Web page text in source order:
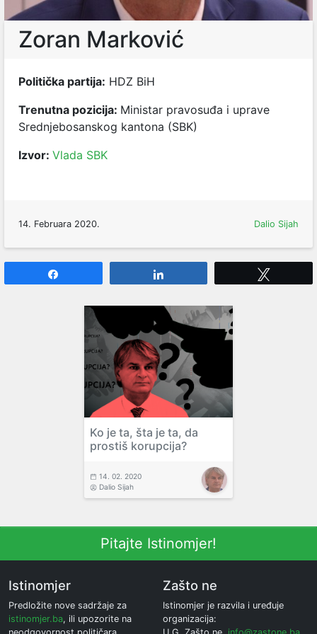
Zoran Marković
Politička partija: HDZ BiH
Trenutna pozicija: Ministar pravosuđa i uprave
Srednjebosanskog kantona (SBK)
Izvor: Vlada SBK
14. Februara 2020. Dalio Sijah
Ko je ta, šta je ta, da
prostiš korupcija?
14. 02. 2020
Dalio Sijah
Pitajte Istinomjer!
Istinomjer
Predložite nove sadržaje za
istinomjer.ba, ili upozorite na
neodgovornost političara.
Zašto ne
Istinomjer je razvila i uređuje
organizacija:
U.G. Zašto ne, info@zastone.ba